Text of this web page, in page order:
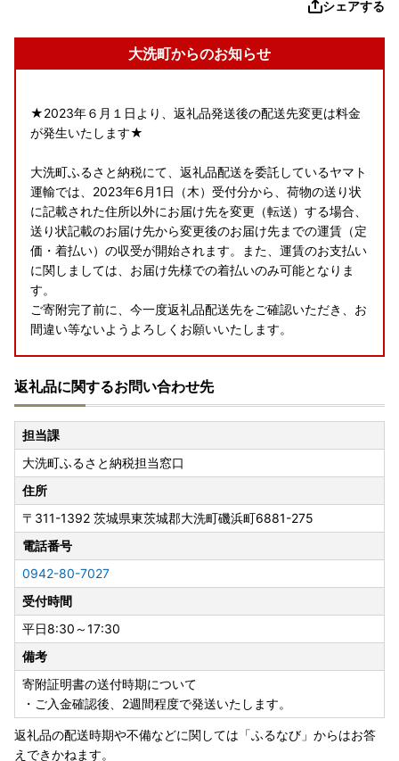
シェアする
大洗町からのお知らせ
★2023年６月１日より、返礼品発送後の配送先変更は料金
が発生いたします★
大洗町ふるさと納税にて、返礼品配送を委託しているヤマト
運輸では、2023年6月1日（木）受付分から、荷物の送り状
に記載された住所以外にお届け先を変更（転送）する場合、
送り状記載のお届け先から変更後のお届け先までの運賃（定
価・着払い）の収受が開始されます。また、運賃のお支払い
に関しましては、お届け先様での着払いのみ可能となりま
す。
ご寄附完了前に、今一度返礼品配送先をご確認いただき、お
間違い等ないようよろしくお願いいたします。
★2023年6月１日より、一部地域へのお届け日数が変更にな
ります★
大洗町ふるさと納税にて、返礼品配送を委託しているヤマト
運輸では、2023年６月１日（木）受付分から、下記の地域
へのお届け日数および時間指定帯が変更となります。
賞味期限が短い一部返礼品（クール便配送）につきまして
は、下記対象地域含む一部地域へは配送できないこともござ
いますので、予めご了承くださいますよう、お願い申し上げ
ます。
＜対象地域＞
・島根県（松江市、安来市のみ対象）、広島県（福山市のみ
対象）、鳥取県、岡山県、徳島県、香川県、愛媛県、高知県
＜お届け予定日・時間指定帯＞
従来：発送日から翌日にお届け
時間指定帯：14時以降のみ
⇓
2023年６月１日発送分から：発送日から翌々日にお届け
時間指定帯：午前中より全時間帯のご指定可能
返礼品に関するお問い合わせ先
担当課
大洗町ふるさと納税担当窓口
住所
〒311-1392 茨城県東茨城郡大洗町磯浜町6881-275
電話番号
0942-80-7027
受付時間
平日8:30～17:30
備考
寄附証明書の送付時期について
・ご入金確認後、2週間程度で発送いたします。
返礼品の配送時期や不備などに関しては「ふるなび」からはお答
えできかねます。